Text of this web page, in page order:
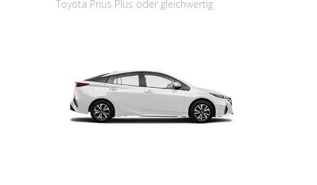
Toyota Prius Plus oder gleichwertig